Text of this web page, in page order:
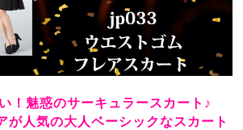
美しく揺れます
で
えて購入したのですが
いです。
！魅惑のサーキュラースカート♪
が人気の大人ベーシックなスカート